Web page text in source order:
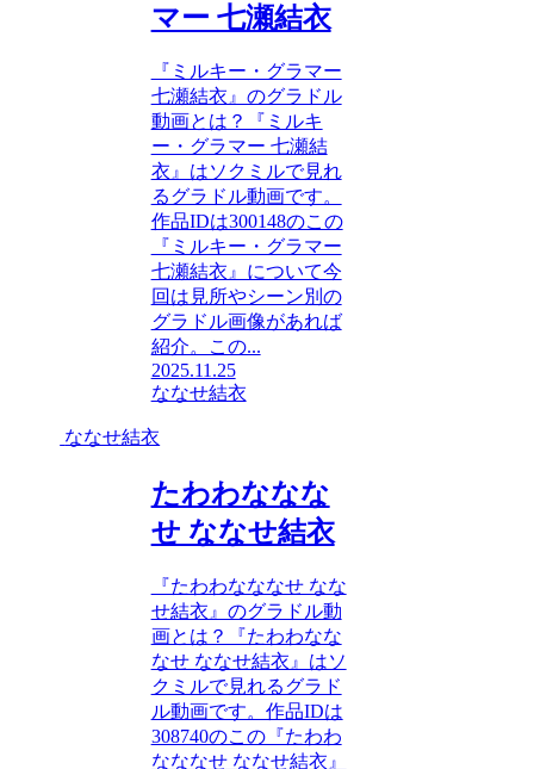
マー 七瀬結衣
『ミルキー・グラマー
七瀬結衣』のグラドル
動画とは？『ミルキ
ー・グラマー 七瀬結
衣』はソクミルで見れ
るグラドル動画です。
作品IDは300148のこの
『ミルキー・グラマー
七瀬結衣』について今
回は見所やシーン別の
グラドル画像があれば
紹介。この...
2025.11.25
ななせ結衣
ななせ結衣
たわわななな
せ ななせ結衣
『たわわなななせ なな
せ結衣』のグラドル動
画とは？『たわわなな
なせ ななせ結衣』はソ
クミルで見れるグラド
ル動画です。作品IDは
308740のこの『たわわ
なななせ ななせ結衣』